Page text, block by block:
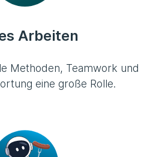
Arbeiten
Methoden, Teamwork und
eine große Rolle.